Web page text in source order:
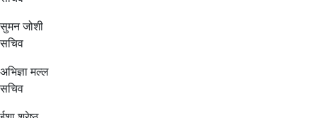
सुमन जोशी
सचिव
अभिज्ञा मल्ल
सचिव